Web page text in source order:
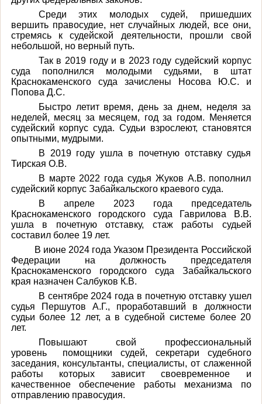
Среди этих молодых судей, пришедших
вершить правосудие, нет случайных людей, все они,
стремясь к судейской деятельности, прошли свой
небольшой, но верный путь.
Так в 2019 году и в 2023 году судейский корпус
суда пополнился молодыми судьями, в штат
Краснокаменского суда зачислены Носова Ю.С. и
Попова Д.С.
Быстро летит время, день за днем, неделя за
неделей, месяц за месяцем, год за годом. Меняется
судейский корпус суда. Судьи взрослеют, становятся
опытными, мудрыми.
В 2019 году ушла в почетную отставку судья
Тирская О.В.
В марте 2022 года судья Жуков А.В. пополнил
судейский корпус Забайкальского краевого суда.
В апреле 2023 года председатель
Краснокаменского городского суда Гаврилова В.В.
ушла в почетную отставку, стаж работы судьей
составил более 19 лет.
В июне 2024 года Указом Президента Российской
Федерации на должность председателя
Краснокаменского городского суда Забайкальского
края назначен Салбуков К.В.
В сентябре 2024 года в почетную отставку ушел
судья
Першутов А.Г., проработавший в должности
судьи более 12 лет, а в судебной системе более 20
лет.
Повышают свой профессиональный
уровень помощники судей, секретари судебного
заседания, консультанты, специалисты, от слаженной
работы которых зависит своевременное и
качественное обеспечение работы механизма по
отправлению правосудия.